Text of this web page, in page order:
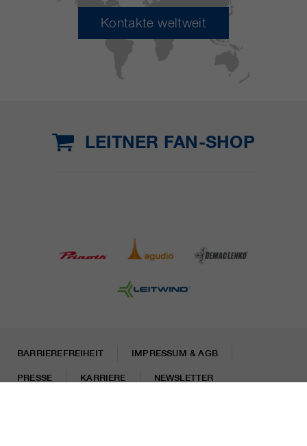
Kontakte weltweit
LEITNER FAN-SHOP
BARRIEREFREIHEIT IMPRESSUM & AGB
PRESSE KARRIERE NEWSLETTER